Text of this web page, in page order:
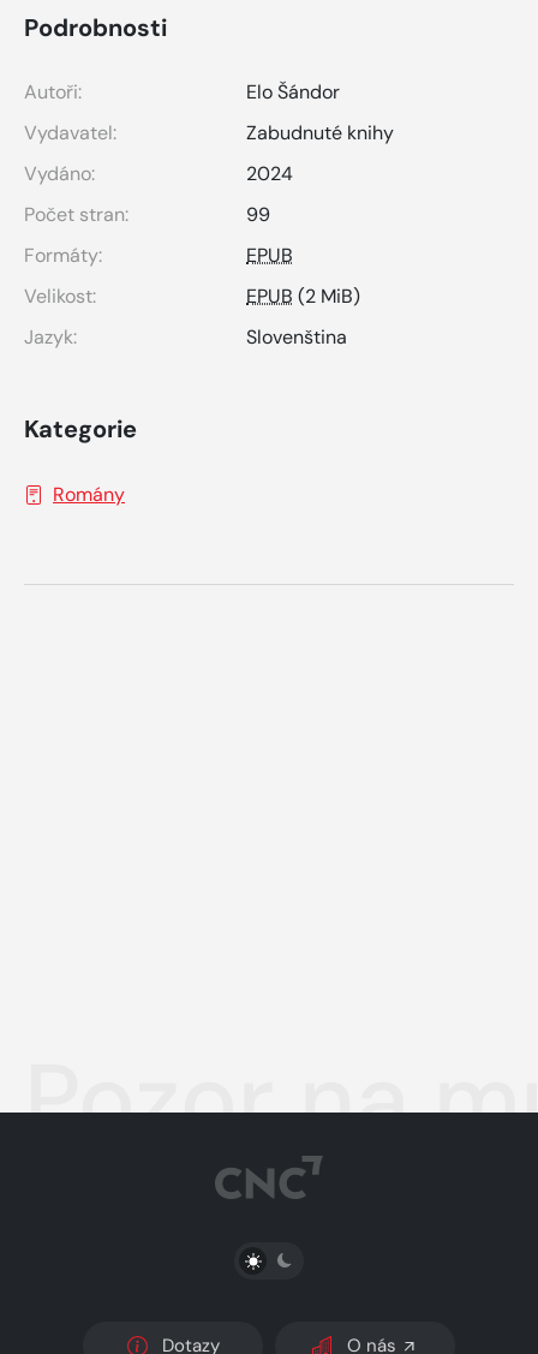
Podrobnosti
Autoři:
Elo Šándor
Vydavatel:
Zabudnuté knihy
Vydáno:
2024
Počet stran:
99
Formáty:
EPUB
Velikost:
EPUB (2 MiB)
Jazyk:
Slovenština
Kategorie
Romány
Pozor na
PŘEPNOUT SVĚTLÝ/TMAVÝ REŽIM
Dotazy O nás